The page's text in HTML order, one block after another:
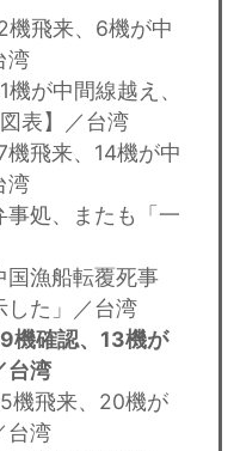
機飛来、6機が中
湾
が中間線越え、
表】／台湾
機飛来、14機が中
湾
事処、またも「一
国漁船転覆死事
した」／台湾
機確認、13機が
台湾
機飛来、20機が
台湾